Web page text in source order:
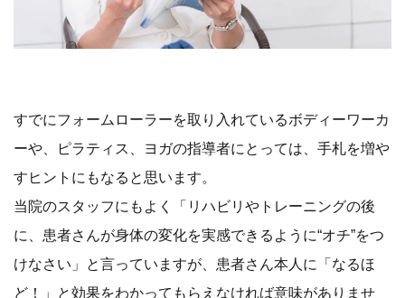
すでにフォームローラーを取り入れているボディーワーカ
ーや、ピラティス、ヨガの指導者にとっては、手札を増や
すヒントにもなると思います。
当院のスタッフにもよく「リハビリやトレーニングの後
に、患者さんが身体の変化を実感できるように“オチ”をつ
けなさい」と言っていますが、患者さん本人に「なるほ
ど！」と効果をわかってもらえなければ意味がありませ